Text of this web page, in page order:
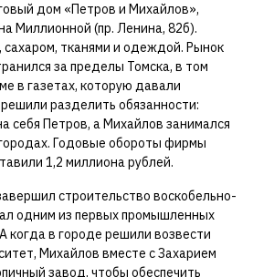
дом «Петров и Михайлов»,
Миллионной (пр. Ленина, 82б).
тканями и одеждой. Рынок
за пределы Томска, в том
в газетах, которую давали
разделить обязанности:
себя Петров, а Михайлов занимался
Годовые обороты фирмы
1,2 миллиона рублей.
строительство воскобельно-
одним из первых промышленных
когда в городе решили возвести
Михайлов вместе с Захарием
завод, чтобы обеспечить